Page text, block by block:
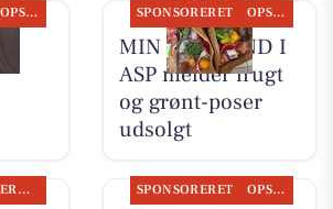
OPSLAGSTAVLEN SPONSORERET OPSLAGSTAVLEN
MIN KØBMAND I
ASP melder frugt
og grønt-poser
udsolgt
ERHVERV SPONSORERET OPSLAGSTAVLEN